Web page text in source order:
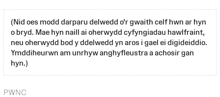
(Nid oes modd darparu delwedd o'r gwaith celf hwn ar hyn
o bryd. Mae hyn naill ai oherwydd cyfyngiadau hawlfraint,
neu oherwydd bod y ddelwedd yn aros i gael ei digideiddio.
Ymddiheurwn am unrhyw anghyfleustra a achosir gan
hyn.)
PWNC